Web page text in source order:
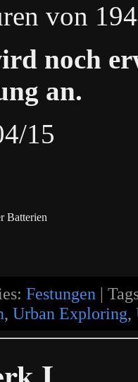
von
noch
an.
15
Batterien
Festungen |
, Urban Exploring,